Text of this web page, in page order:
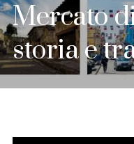
Mercato
storia e